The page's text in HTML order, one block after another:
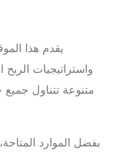
يقدم هذا
واستراتيجيات
متنوعة تتناول
بفضل الموارد